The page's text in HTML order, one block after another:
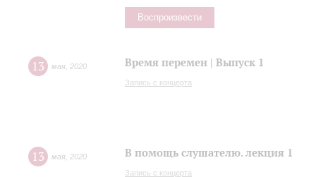
Воспроизвести
13 мая 2020 Время перемен | Выпуск 1
Запись с концерта
13 мая 2020 В помощь слушателю. лекция 1
Запись с концерта